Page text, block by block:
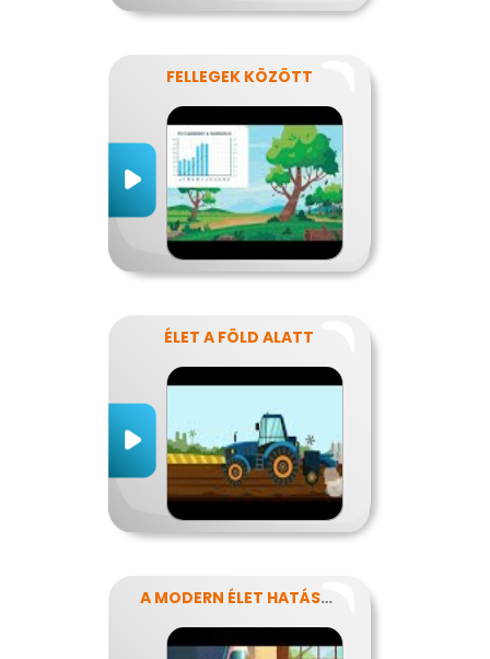
FELLEGEK KÖZÖTT
ÉLET A FÖLD ALATT
A MODERN ÉLET HATÁSA AZ ERŐFORRÁSAINK FELHASZNÁLÁSÁRA